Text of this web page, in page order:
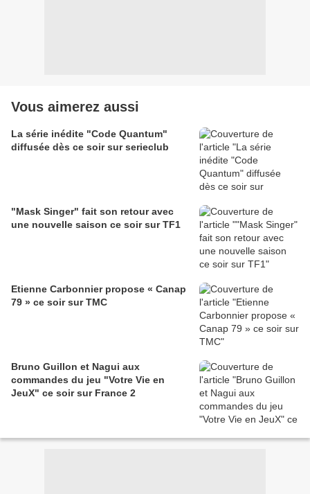
Vous aimerez aussi
La série inédite "Code Quantum"
diffusée dès ce soir sur serieclub
"Mask Singer" fait son retour avec
une nouvelle saison ce soir sur TF1
Etienne Carbonnier propose « Canap
79 » ce soir sur TMC
Bruno Guillon et Nagui aux
commandes du jeu "Votre Vie en
JeuX" ce soir sur France 2